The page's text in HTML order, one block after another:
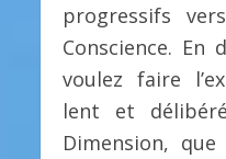
progressifs
Conscience. En
voulez faire
lent et
Dimension,